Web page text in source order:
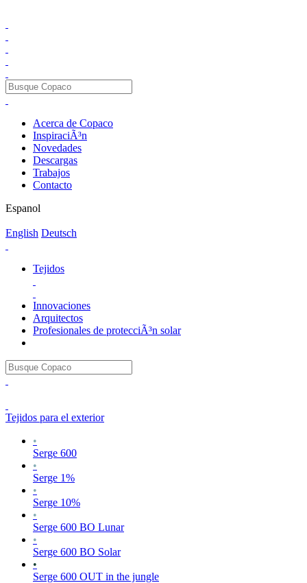
Acerca de Copaco
InspiraciÃ³n
Novedades
Descargas
Trabajos
Contacto
Espanol
English Deutsch
Tejidos
Innovaciones
Arquitectos
Profesionales de protecciÃ³n solar
Tejidos para el exterior
•
Serge 600
•
Serge 1%
•
Serge 10%
•
Serge 600 BO Lunar
•
Serge 600 BO Solar
•
Serge 600 OUT in the jungle